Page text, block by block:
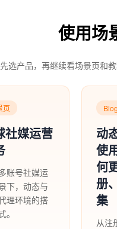
使用场
先选产品，再继续看场景页和
页
社媒运营
账号社媒运
下，动态与
理环境的搭
。
Blog
动
使
何
册
集
从注